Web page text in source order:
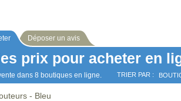
Déposer un avis
prix pour acheter en
dans 8 boutiques en ligne. TRIER PAR :
- Bleu